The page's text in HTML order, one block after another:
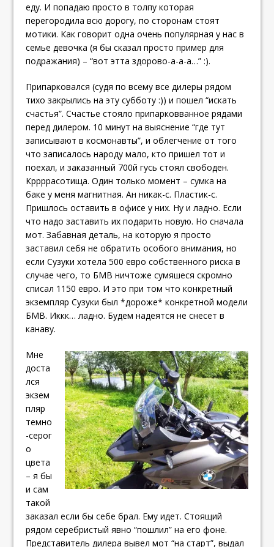
еду. И попадаю просто в толпу которая
перегородила всю дорогу, по сторонам стоят
мотики. Как говорит одна очень популярная у нас в
семье девочка (я бы сказал просто пример для
подражания) – “вот этта здорово-а-а-а…” :).
Припарковался (судя по всему все дилеры рядом
тихо закрылись на эту субботу :)) и пошел “искать
счастья”. Счастье стояло припарковванное рядами
перед дилером. 10 минут на выяснение “где тут
записывают в космонавты”, и облегчение от того
что записалось народу мало, кто пришел тот и
поехал, и заказанный 700й гусь стоял свободен.
Кррррасотища. Один только момент – сумка на
баке у меня магнитная. Ан никак-с. Пластик-с.
Пришлось оставить в офисе у них. Ну и ладно. Если
что надо заставить их подарить новую. Но сначала
мот. Забавная деталь, на которую я просто
заставил себя не обратить особого внимания, но
если Сузуки хотела 500 евро собственного риска в
случае чего, то БМВ ничтоже сумяшеся скромно
списал 1150 евро. И это при том что конкретный
экземпляр Сузуки был *дороже* конкретной модели
БМВ. Иккк… ладно. Будем надеятся не снесет в
канаву.
Мне
доста
лся
экзем
пляр
темно
-серог
о
цвета
– я бы
и сам
такой
заказал если бы себе брал. Ему идет. Стоящий
рядом серебристый явно “пошлил” на его фоне.
Представитель дилера вывел мот “на старт”, выдал